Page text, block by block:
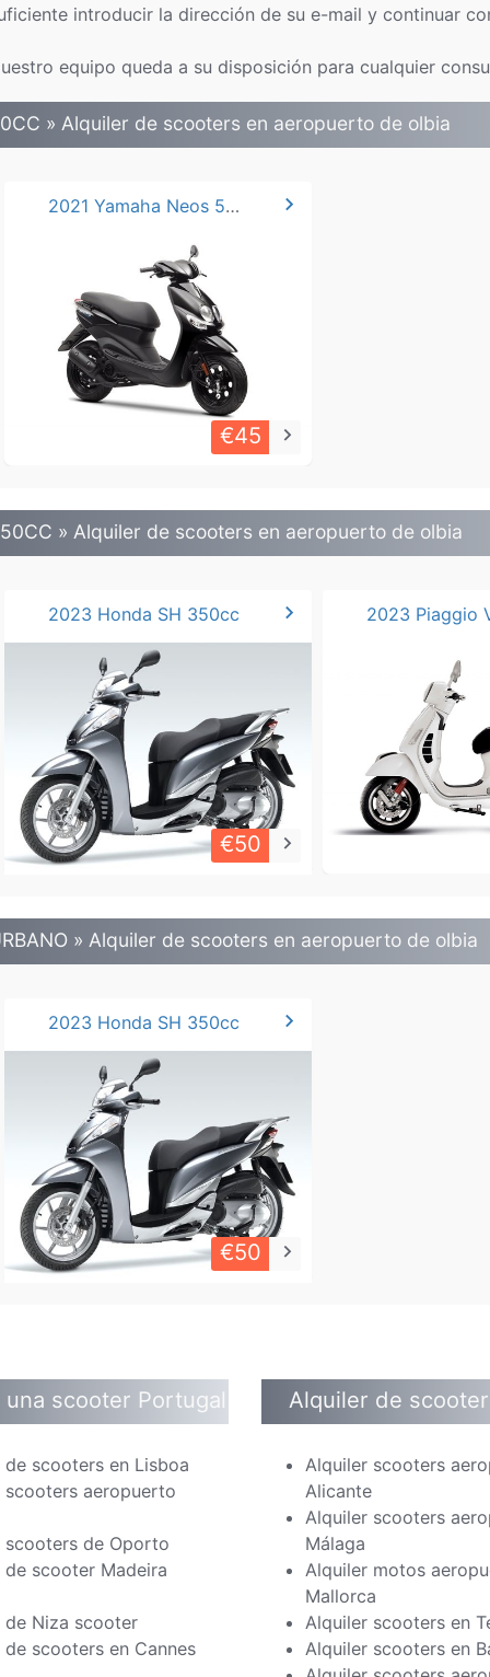
introducir la dirección de su e-mail y continuar
equipo queda a su disposición para cualquier
» Alquiler de scooters en aeropuerto de olbia
2021 Yamaha Neos 50-125cc chevron_right
€45 keyboard_arrow_right
» Alquiler de scooters en aeropuerto de olbia
2023 Honda SH 350cc chevron_right
€50 keyboard_arrow_right
» Alquiler de scooters en aeropuerto de olbia
2023 Honda SH 350cc chevron_right
€50 keyboard_arrow_right
scooter Portugal
de scooters en Lisboa
scooters aeropuerto
scooters de Oporto
de scooter Madeira
de Niza scooter
scooters en Cannes
Alquiler de
Alquiler scooters
Alicante
Alquiler scooters
Málaga
Alquiler motos
Mallorca
Alquiler scooters en
Alquiler scooters en